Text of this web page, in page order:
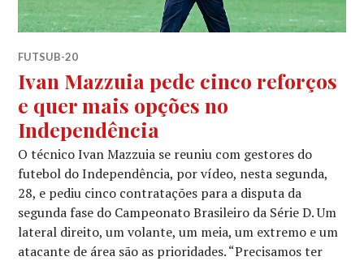
FUTSUB-20
Ivan Mazzuia pede cinco reforços
e quer mais opções no
Independência
O técnico Ivan Mazzuia se reuniu com gestores do
futebol do Independência, por vídeo, nesta segunda,
28, e pediu cinco contratações para a disputa da
segunda fase do Campeonato Brasileiro da Série D. Um
lateral direito, um volante, um meia, um extremo e um
atacante de área são as prioridades. “Precisamos ter